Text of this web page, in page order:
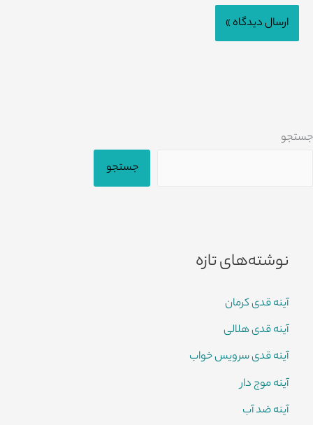
جستجو
جستجو
نوشته‌های تازه
آینه قدی کرمان
آینه قدی هلالی
آینه قدی سرویس خواب
آینه موج دار
آینه ضد آب